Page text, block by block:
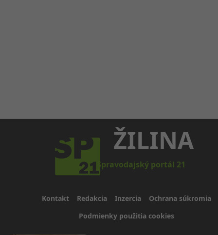
ŽILINA
Spravodajský portál 21
Kontakt Redakcia Inzercia
Ochrana súkromia
Podmienky použitia cookies